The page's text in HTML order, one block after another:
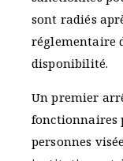
sont radiés
réglementaire
disponibilité.
Un premier
fonctionnaires
personnes